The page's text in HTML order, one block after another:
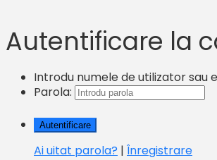
Autentificare la
Introdu numele de utilizator sau
Parola:
Ai uitat parola? | Înregistrare